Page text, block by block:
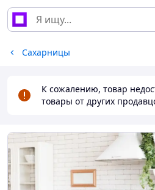
Сахарницы
К сожалению, товар
товары от других